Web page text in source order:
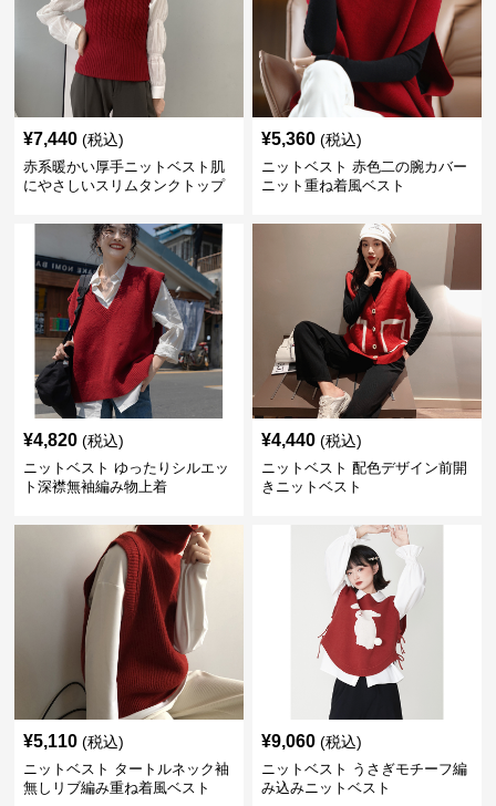
¥7,440 (税込)
赤系暖かい厚手ニットベスト肌
にやさしいスリムタンクトップ
¥5,360 (税込)
ニットベスト 赤色二の腕カバー
ニット重ね着風ベスト
¥4,820 (税込)
ニットベスト ゆったりシルエッ
ト深襟無袖編み物上着
¥4,440 (税込)
ニットベスト 配色デザイン前開
きニットベスト
¥5,110 (税込)
ニットベスト タートルネック袖
無しリブ編み重ね着風ベスト
¥9,060 (税込)
ニットベスト うさぎモチーフ編
み込みニットベスト